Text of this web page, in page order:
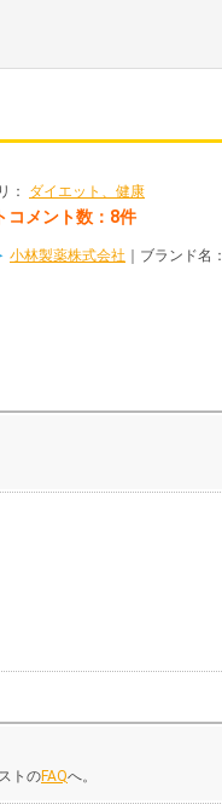
： ダイエット、健康
コメント数：8件
小林製薬株式会社 ｜ブランド名：
トのFAQへ。